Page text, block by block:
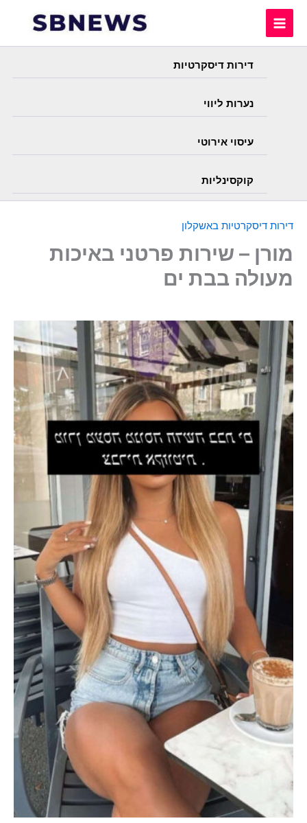
דירות דיסקרטיות
נערות ליווי
עיסוי אירוטי
קוקסינליות
דירות דיסקרטיות באשקלון
מורן – שירות פרטני באיכות
מעולה בבת ים